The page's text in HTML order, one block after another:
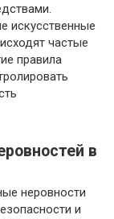
искусственные
частые
правила
в
неровности
и